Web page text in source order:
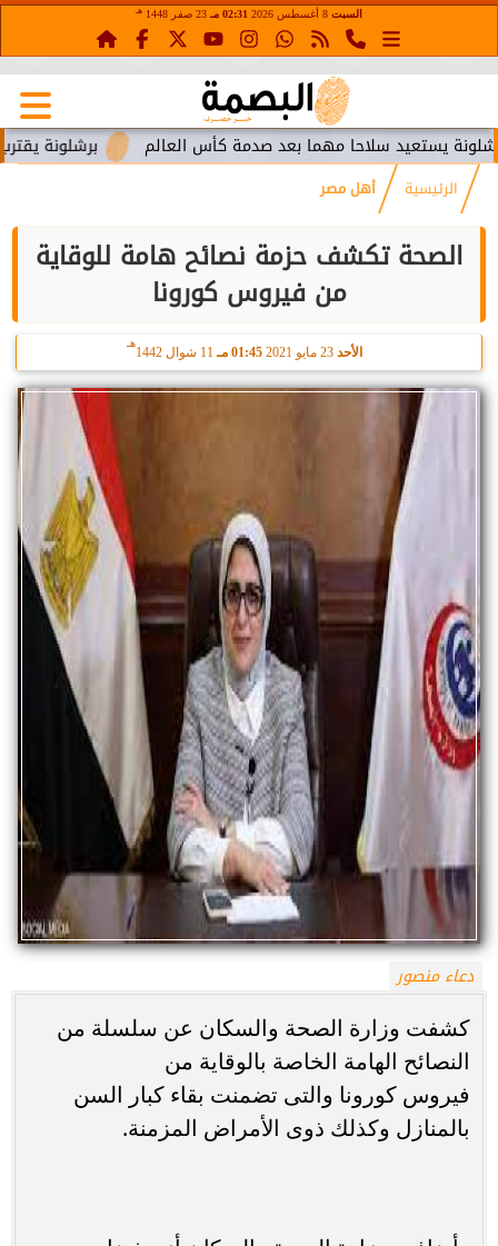
السبت 02:31 مـ 23 صفر 1448 هـ
برشلونة يقترب من سلاحا مهما بعد صدمة كأس العالم
الرئيسية أهل مصر
الصحة تكشف حزمة نصائح هامة للوقاية
من فيروس كورونا
الأحد 01:45 مـ 11 شوال 1442
هـ
دعاء منصور
كشفت وزارة الصحة والسكان عن سلسلة من
النصائح الهامة الخاصة بالوقاية من
فيروس كورونا والتى تضمنت بقاء كبار السن
بالمنازل وكذلك ذوى الأمراض المزمنة.